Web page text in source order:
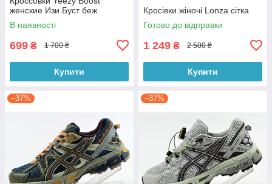
женские Изи Буст беж
В наявності
699 ₴ 1 700 ₴
Купити
Кросівки жіночі Lonza сітка
Готово до відправки
1 249 ₴ 2 500 ₴
Купити
–37% –37%